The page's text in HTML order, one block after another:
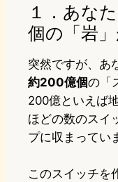
１．あな
個の「岩
突然ですが、あ
約200億個の「
200億といえば
ほどの数のスイ
プに収まってい
このスイッチを